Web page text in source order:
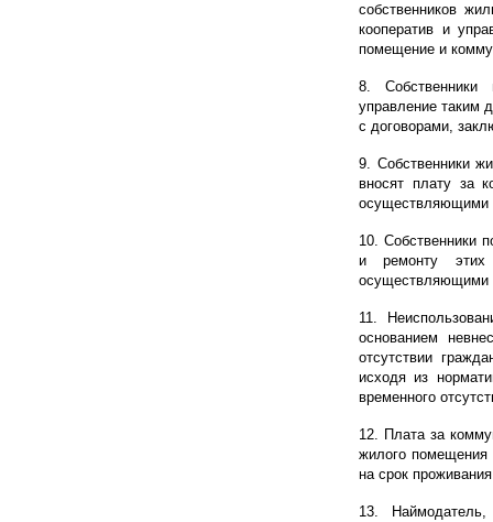
собственников
кооператив и
помещение и
8. Собственники
управление таким
с договорами,
9. Собственники
вносят плату за
осуществляющими
10. Собственники
и ремонту этих
осуществляющими
11.
основанием
отсутствии
исходя из
временного
12. Плата за
жилого помещения
на срок
13.